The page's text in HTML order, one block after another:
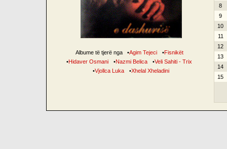
Albume të tjerë nga •Agim Tejeci •Fisnikët
•Hidaver Osmani •Nazmi Belica •Veli Sahiti - Trix
•Vjollca Luka •Xhelal Xheladini
8
9
10
11
12
13
14
15